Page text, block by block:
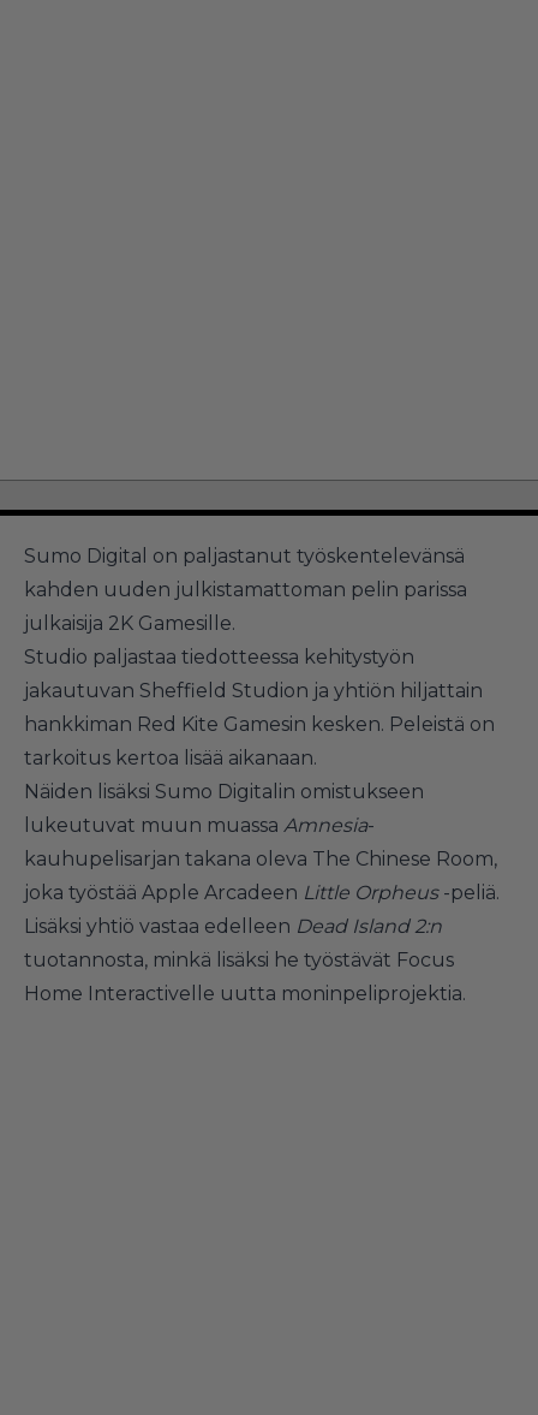
Sumo Digital on paljastanut työskentelevänsä
kahden uuden julkistamattoman pelin parissa
julkaisija 2K Gamesille.
Studio paljastaa tiedotteessa kehitystyön
jakautuvan Sheffield Studion ja yhtiön hiljattain
hankkiman Red Kite Gamesin kesken. Peleistä on
tarkoitus kertoa lisää aikanaan.
Näiden lisäksi Sumo Digitalin omistukseen
lukeutuvat muun muassa Amnesia-
kauhupelisarjan takana oleva The Chinese Room,
joka työstää Apple Arcadeen Little Orpheus-peliä.
Lisäksi yhtiö vastaa edelleen Dead Island 2:n
tuotannosta, minkä lisäksi he työstävät Focus
Home Interactivelle uutta moninpeliprojektia.